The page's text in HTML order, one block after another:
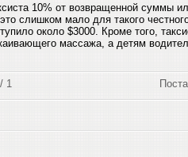
10% от возвращенной суммы
слишком мало для такого
около $3000. Кроме того,
массажа, а детям
1